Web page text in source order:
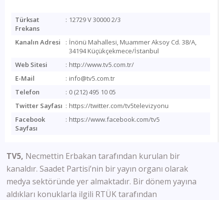
Türksat
Frekans
: 12729 V 30000 2/3
Kanalın Adresi : İnönü Mahallesi, Muammer Aksoy Cd. 38/A,
34194 Küçükçekmece/İstanbul
Web Sitesi
: http://www.tv5.com.tr/
E-Mail
: info@tv5.com.tr
Telefon
: 0 (212) 495 10 05
Twitter Sayfası : https://twitter.com/tv5televizyonu
Facebook
Sayfası
: https://www.facebook.com/tv5
TV5, Necmettin Erbakan tarafından kurulan bir
kanaldır. Saadet Partisi’nin bir yayın organı olarak
medya sektöründe yer almaktadır. Bir dönem yayına
aldıkları konuklarla ilgili RTÜK tarafından